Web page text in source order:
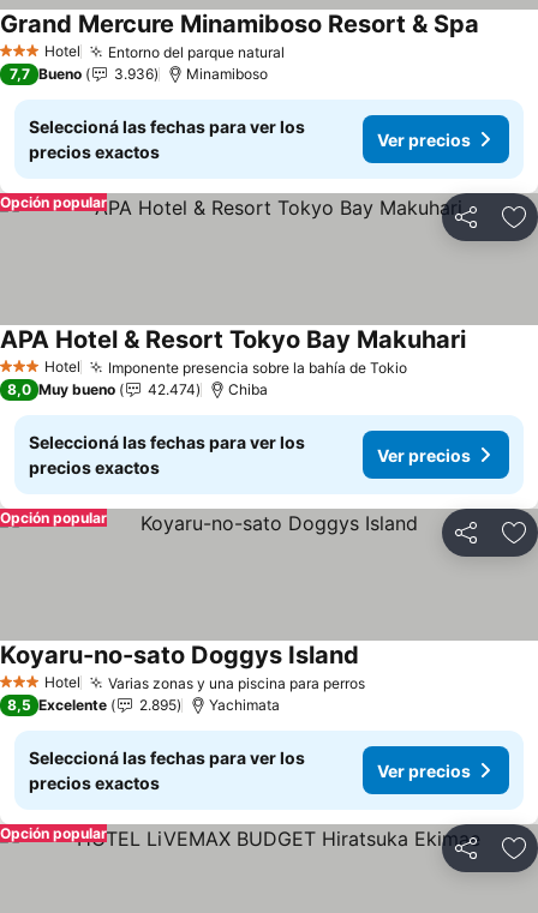
3 Estrellas
Hotel Entorno del parque natural
Grand Mercure Minamiboso Resort & Spa
7,7 Bueno 3.936 Minamiboso
Seleccioná las fechas para ver los
precios exactos
Ver precios
Compartir
Opción popular
3 Estrellas
Hotel Imponente presencia sobre la bahía de Tokio
APA Hotel & Resort Tokyo Bay Makuhari
8,0 Muy bueno 42.474 Chiba
Seleccioná las fechas para ver los
precios exactos
Ver precios
Compartir
Opción popular
3 Estrellas
Hotel Varias zonas y una piscina para perros
Koyaru-no-sato Doggys Island
8,5 Excelente 2.895 Yachimata
Seleccioná las fechas para ver los
precios exactos
Ver precios
Compartir
Opción popular